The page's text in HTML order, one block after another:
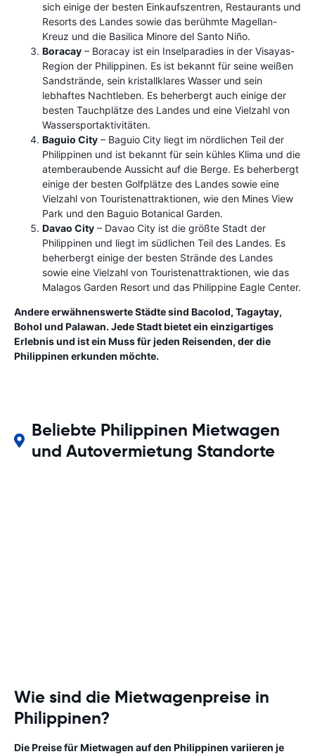
sich einige der besten Einkaufszentren, Restaurants und
Resorts des Landes sowie das berühmte Magellan-
Kreuz und die Basilica Minore del Santo Niño.
Boracay – Boracay ist ein Inselparadies in der Visayas-
Region der Philippinen. Es ist bekannt für seine weißen
Sandstrände, sein kristallklares Wasser und sein
lebhaftes Nachtleben. Es beherbergt auch einige der
besten Tauchplätze des Landes und eine Vielzahl von
Wassersportaktivitäten.
Baguio City – Baguio City liegt im nördlichen Teil der
Philippinen und ist bekannt für sein kühles Klima und die
atemberaubende Aussicht auf die Berge. Es beherbergt
einige der besten Golfplätze des Landes sowie eine
Vielzahl von Touristenattraktionen, wie den Mines View
Park und den Baguio Botanical Garden.
Davao City – Davao City ist die größte Stadt der
Philippinen und liegt im südlichen Teil des Landes. Es
beherbergt einige der besten Strände des Landes
sowie eine Vielzahl von Touristenattraktionen, wie das
Malagos Garden Resort und das Philippine Eagle Center.
Andere erwähnenswerte Städte sind Bacolod, Tagaytay,
Bohol und Palawan. Jede Stadt bietet ein einzigartiges
Erlebnis und ist ein Muss für jeden Reisenden, der die
Philippinen erkunden möchte.
Beliebte Philippinen Mietwagen
und Autovermietung Standorte
Wie sind die Mietwagenpreise in
Philippinen?
Die Preise für Mietwagen auf den Philippinen variieren je